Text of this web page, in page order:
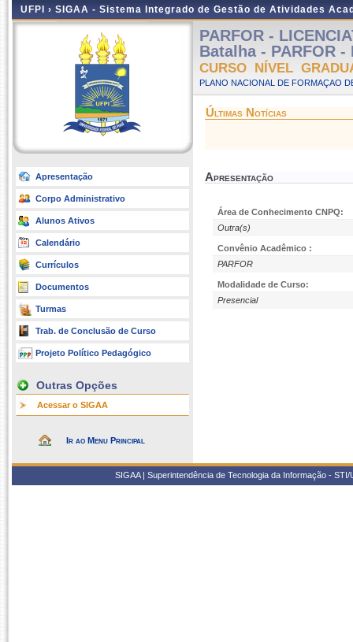
UFPI › SIGAA - Sistema Integrado de Gestão de Atividades
Apresentação
Corpo Administrativo
Alunos Ativos
Calendário
Currículos
Documentos
Turmas
Trab. de Conclusão de Curso
Projeto Político Pedagógico
Outras Opções
Acessar o SIGAA
Ir ao Menu Principal
PARFOR -
Batalha - PARFOR
CURSO NÍVEL
PLANO NACIONAL DE FORMAÇAO
Últimas Notícias
Apresentação
Área de Conhecimento CNPQ:
Outra(s)
Convênio Acadêmico :
PARFOR
Modalidade de Curso:
Presencial
SIGAA | Superintendência de Tecnologia da Informação -